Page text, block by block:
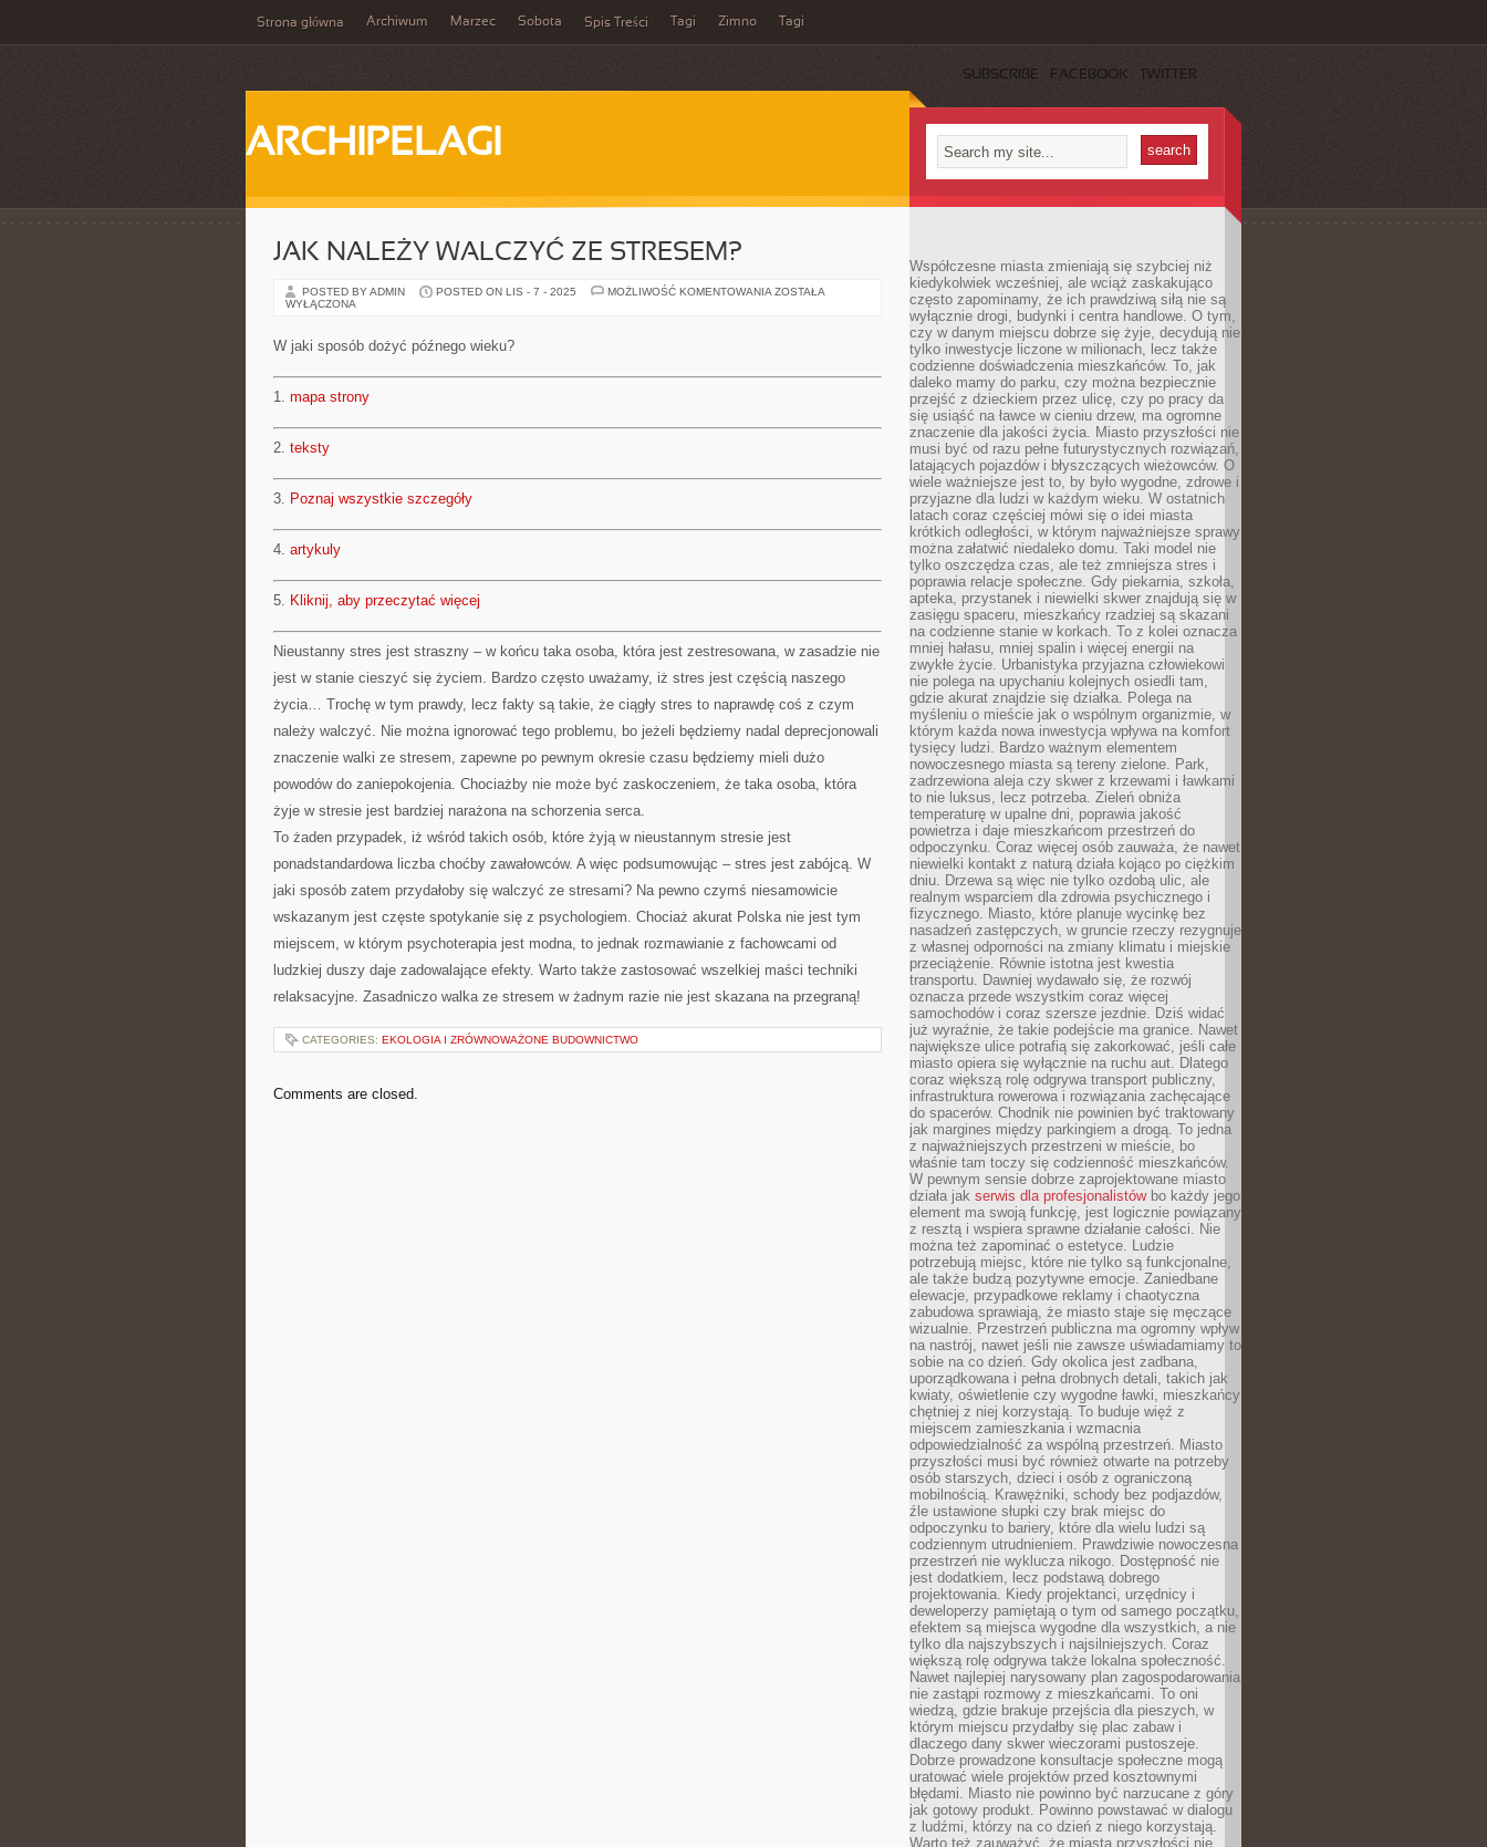
Strona główna Archiwum Marzec Sobota Spis Treści Tagi Zimno Tagi
SUBSCRIBE FACEBOOK TWITTER
ARCHIPELAGI
JAK NALEŻY WALCZYĆ ZE STRESEM?
POSTED BY ADMIN POSTED ON LIS - 7 - 2025 MOŻLIWOŚĆ KOMENTOWANIA JAK
ZOSTAŁA
WYŁĄCZONA
W jaki sposób dożyć późnego wieku?
1. mapa strony
2. teksty
3. Poznaj wszystkie szczegóły
4. artykuly
5. Kliknij, aby przeczytać więcej
Nieustanny stres jest straszny – w końcu taka osoba, która jest zestresowana, w zasadzie nie
jest w stanie cieszyć się życiem. Bardzo często uważamy, iż stres jest częścią naszego
życia… Trochę w tym prawdy, lecz fakty są takie, że ciągły stres to naprawdę coś z czym
należy walczyć. Nie można ignorować tego problemu, bo jeżeli będziemy nadal deprecjonowali
znaczenie walki ze stresem, zapewne po pewnym okresie czasu będziemy mieli dużo
powodów do zaniepokojenia. Chociażby nie może być zaskoczeniem, że taka osoba, która
żyje w stresie jest bardziej narażona na schorzenia serca.
To żaden przypadek, iż wśród takich osób, które żyją w nieustannym stresie jest
ponadstandardowa liczba choćby zawałowców. A więc podsumowując – stres jest zabójcą. W
jaki sposób zatem przydałoby się walczyć ze stresami? Na pewno czymś niesamowicie
wskazanym jest częste spotykanie się z psychologiem. Chociaż akurat Polska nie jest tym
miejscem, w którym psychoterapia jest modna, to jednak rozmawianie z fachowcami od
ludzkiej duszy daje zadowalające efekty. Warto także zastosować wszelkiej maści techniki
relaksacyjne. Zasadniczo walka ze stresem w żadnym razie nie jest skazana na przegraną!
CATEGORIES: EKOLOGIA I ZRÓWNOWAŻONE BUDOWNICTWO
Comments are closed.
Współczesne miasta zmieniają się szybciej niż
kiedykolwiek wcześniej, ale wciąż zaskakująco
często zapominamy, że ich prawdziwą siłą nie są
wyłącznie drogi, budynki i centra handlowe. O tym,
czy w danym miejscu dobrze się żyje, decydują nie
tylko inwestycje liczone w milionach, lecz także
codzienne doświadczenia mieszkańców. To, jak
daleko mamy do parku, czy można bezpiecznie
przejść z dzieckiem przez ulicę, czy po pracy da
się usiąść na ławce w cieniu drzew, ma ogromne
znaczenie dla jakości życia. Miasto przyszłości nie
musi być od razu pełne futurystycznych rozwiązań,
latających pojazdów i błyszczących wieżowców. O
wiele ważniejsze jest to, by było wygodne, zdrowe i
przyjazne dla ludzi w każdym wieku. W ostatnich
latach coraz częściej mówi się o idei miasta
krótkich odległości, w którym najważniejsze sprawy
można załatwić niedaleko domu. Taki model nie
tylko oszczędza czas, ale też zmniejsza stres i
poprawia relacje społeczne. Gdy piekarnia, szkoła,
apteka, przystanek i niewielki skwer znajdują się w
zasięgu spaceru, mieszkańcy rzadziej są skazani
na codzienne stanie w korkach. To z kolei oznacza
mniej hałasu, mniej spalin i więcej energii na
zwykłe życie. Urbanistyka przyjazna człowiekowi
nie polega na upychaniu kolejnych osiedli tam,
gdzie akurat znajdzie się działka. Polega na
myśleniu o mieście jak o wspólnym organizmie, w
którym każda nowa inwestycja wpływa na komfort
tysięcy ludzi. Bardzo ważnym elementem
nowoczesnego miasta są tereny zielone. Park,
zadrzewiona aleja czy skwer z krzewami i ławkami
to nie luksus, lecz potrzeba. Zieleń obniża
temperaturę w upalne dni, poprawia jakość
powietrza i daje mieszkańcom przestrzeń do
odpoczynku. Coraz więcej osób zauważa, że nawet
niewielki kontakt z naturą działa kojąco po ciężkim
dniu. Drzewa są więc nie tylko ozdobą ulic, ale
realnym wsparciem dla zdrowia psychicznego i
fizycznego. Miasto, które planuje wycinkę bez
nasadzeń zastępczych, w gruncie rzeczy rezygnuje
z własnej odporności na zmiany klimatu i miejskie
przeciążenie. Równie istotna jest kwestia
transportu. Dawniej wydawało się, że rozwój
oznacza przede wszystkim coraz więcej
samochodów i coraz szersze jezdnie. Dziś widać
już wyraźnie, że takie podejście ma granice. Nawet
największe ulice potrafią się zakorkować, jeśli całe
miasto opiera się wyłącznie na ruchu aut. Dlatego
coraz większą rolę odgrywa transport publiczny,
infrastruktura rowerowa i rozwiązania zachęcające
do spacerów. Chodnik nie powinien być traktowany
jak margines między parkingiem a drogą. To jedna
z najważniejszych przestrzeni w mieście, bo
właśnie tam toczy się codzienność mieszkańców.
W pewnym sensie dobrze zaprojektowane miasto
działa jak serwis dla profesjonalistówbo każdy jego
element ma swoją funkcję, jest logicznie powiązany
z resztą i wspiera sprawne działanie całości. Nie
można też zapominać o estetyce. Ludzie
potrzebują miejsc, które nie tylko są funkcjonalne,
ale także budzą pozytywne emocje. Zaniedbane
elewacje, przypadkowe reklamy i chaotyczna
zabudowa sprawiają, że miasto staje się męczące
wizualnie. Przestrzeń publiczna ma ogromny wpływ
na nastrój, nawet jeśli nie zawsze uświadamiamy to
sobie na co dzień. Gdy okolica jest zadbana,
uporządkowana i pełna drobnych detali, takich jak
kwiaty, oświetlenie czy wygodne ławki, mieszkańcy
chętniej z niej korzystają. To buduje więź z
miejscem zamieszkania i wzmacnia
odpowiedzialność za wspólną przestrzeń. Miasto
przyszłości musi być również otwarte na potrzeby
osób starszych, dzieci i osób z ograniczoną
mobilnością. Krawężniki, schody bez podjazdów,
źle ustawione słupki czy brak miejsc do
odpoczynku to bariery, które dla wielu ludzi są
codziennym utrudnieniem. Prawdziwie nowoczesna
przestrzeń nie wyklucza nikogo. Dostępność nie
jest dodatkiem, lecz podstawą dobrego
projektowania. Kiedy projektanci, urzędnicy i
deweloperzy pamiętają o tym od samego początku,
efektem są miejsca wygodne dla wszystkich, a nie
tylko dla najszybszych i najsilniejszych. Coraz
większą rolę odgrywa także lokalna społeczność.
Nawet najlepiej narysowany plan zagospodarowania
nie zastąpi rozmowy z mieszkańcami. To oni
wiedzą, gdzie brakuje przejścia dla pieszych, w
którym miejscu przydałby się plac zabaw i
dlaczego dany skwer wieczorami pustoszeje.
Dobrze prowadzone konsultacje społeczne mogą
uratować wiele projektów przed kosztownymi
błędami. Miasto nie powinno być narzucane z góry
jak gotowy produkt. Powinno powstawać w dialogu
z ludźmi, którzy na co dzień z niego korzystają.
Warto też zauważyć, że miasta przyszłości nie